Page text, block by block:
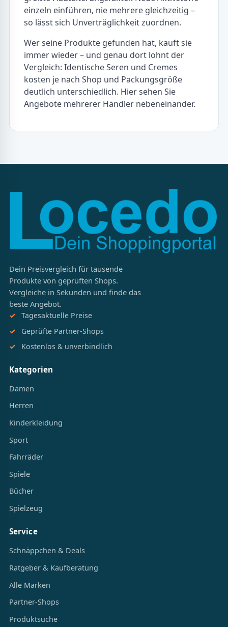
einzeln einführen, nie mehrere gleichzeitig –
so lässt sich Unverträglichkeit zuordnen.
Wer seine Produkte gefunden hat, kauft sie
immer wieder – und genau dort lohnt der
Vergleich: Identische Seren und Cremes
kosten je nach Shop und Packungsgröße
deutlich unterschiedlich. Hier sehen Sie
Angebote mehrerer Händler nebeneinander.
Dein Preisvergleich für tausende
Produkte von geprüften Shops.
Vergleiche in Sekunden und finde das
beste Angebot.
Tagesaktuelle Preise
Geprüfte Partner-Shops
Kostenlos & unverbindlich
Kategorien
Damen
Herren
Kinderkleidung
Sport
Fahrräder
Spiele
Bücher
Spielzeug
Service
Schnäppchen & Deals
Ratgeber & Kaufberatung
Alle Marken
Partner-Shops
Produktsuche